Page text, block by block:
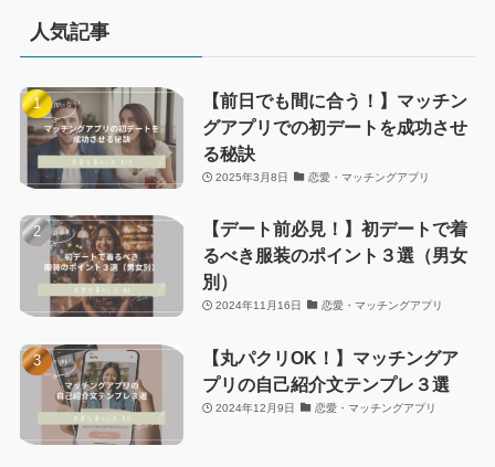
人気記事
【前日でも間に合う！】マッチン
グアプリでの初デートを成功させ
る秘訣
2025年3月8日 恋愛・マッチングアプリ
【デート前必見！】初デートで着
るべき服装のポイント３選（男女
別）
2024年11月16日 恋愛・マッチングアプリ
【丸パクリOK！】マッチングア
プリの自己紹介文テンプレ３選
2024年12月9日 恋愛・マッチングアプリ